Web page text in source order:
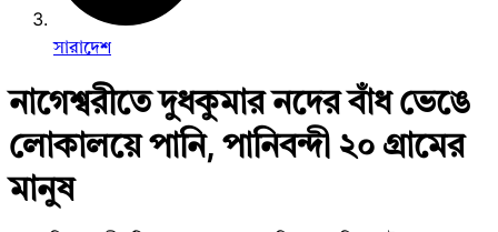
সারাদেশ
নাগেশ্বরীতে দুধকুমার নদের বাঁধ ভেঙে
লোকালয়ে পানি, পানিবন্দী ২০ গ্রামের
মানুষ